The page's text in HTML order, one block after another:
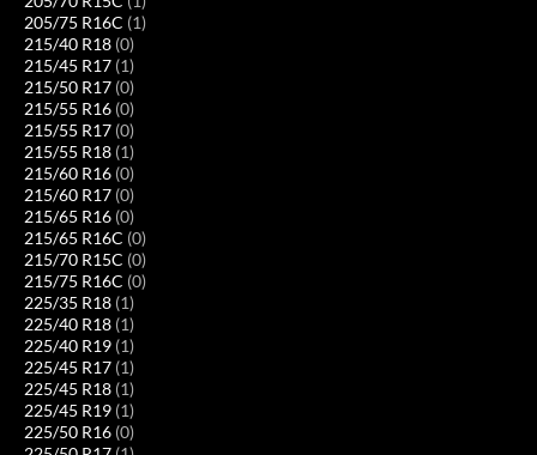
205/75 R16C (1)
215/40 R18 (0)
215/45 R17 (1)
215/50 R17 (0)
215/55 R16 (0)
215/55 R17 (0)
215/55 R18 (1)
215/60 R16 (0)
215/60 R17 (0)
215/65 R16 (0)
215/65 R16C (0)
215/70 R15C (0)
215/75 R16C (0)
225/35 R18 (1)
225/40 R18 (1)
225/40 R19 (1)
225/45 R17 (1)
225/45 R18 (1)
225/45 R19 (1)
225/50 R16 (0)